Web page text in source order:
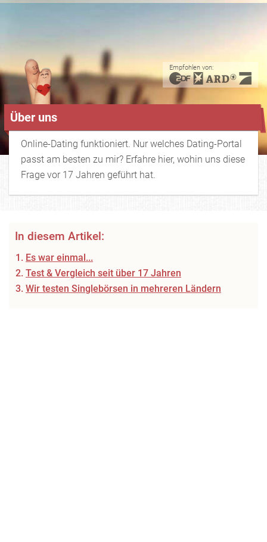
Empfohlen von:
Über uns
Online-Dating funktioniert. Nur welches Dating-Portal
passt am besten zu mir? Erfahre hier, wohin uns diese
Frage vor 17 Jahren geführt hat.
In diesem Artikel:
Es war einmal...
Test & Vergleich seit über 17 Jahren
Wir testen Singlebörsen in mehreren Ländern